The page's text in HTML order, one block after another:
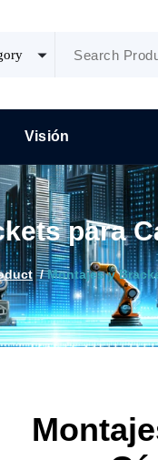
Visión
para
/Montajes y